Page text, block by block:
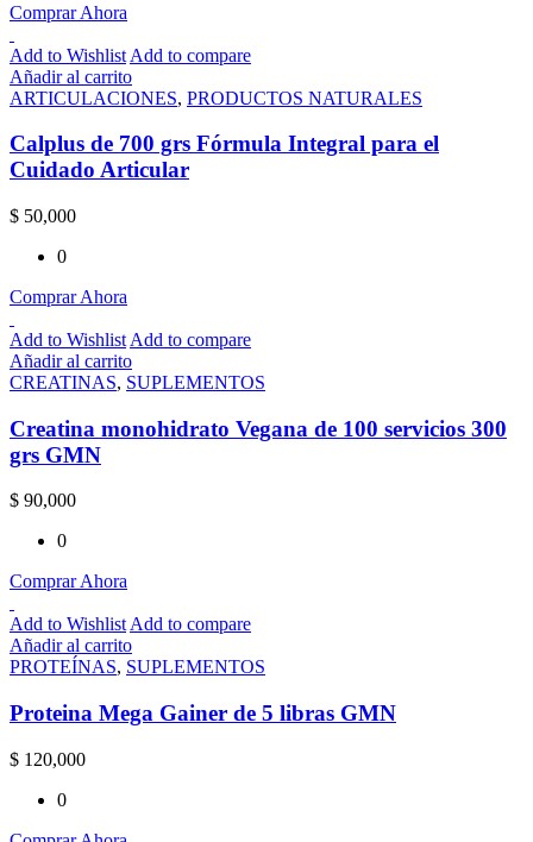
Comprar Ahora
Add to Wishlist Add to compare
Añadir al carrito
ARTICULACIONES, PRODUCTOS NATURALES
Calplus de 700 grs Fórmula Integral para el
Cuidado Articular
$ 50,000
0
Comprar Ahora
Add to Wishlist Add to compare
Añadir al carrito
CREATINAS, SUPLEMENTOS
Creatina monohidrato Vegana de 100 servicios 300
grs GMN
$ 90,000
0
Comprar Ahora
Add to WishlistAdd to compare
Añadir al carrito
PROTEÍNAS, SUPLEMENTOS
Proteina Mega Gainer de 5 libras GMN
$ 120,000
0